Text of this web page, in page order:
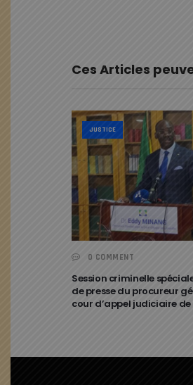
Ces Articles
JUSTICE
0 COMMENT
Session criminelle
de presse du procureur
cour d’appel judiciaire de